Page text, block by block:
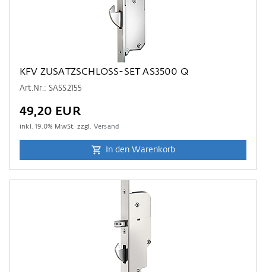
KFV ZUSATZSCHLOSS-SET AS3500 Q
Art.Nr.: SASS2155
49,20 EUR
inkl.19.0% MwSt. zzgl. Versand
In den Warenkorb